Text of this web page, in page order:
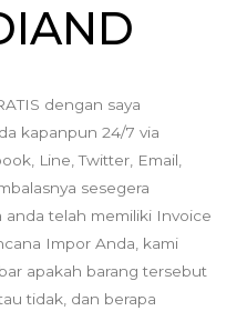
dengan saya
kapanpun 24/7 via
Line, Twitter, Email,
sesegera
anda telah memiliki Invoice
Impor Anda, kami
apakah barang tersebut
tidak, dan berapa